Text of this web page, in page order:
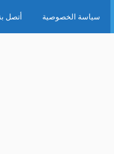
سياسة الخصوصية أتصل